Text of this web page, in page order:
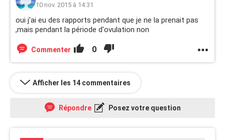
10 nov. 2015 à 14:31
oui j'ai eu des rapports pendant que je ne la prenait pas
,mais pendant la période d'ovulation non
Commenter 0
Afficher les 14 commentaires
Répondre Posez votre question